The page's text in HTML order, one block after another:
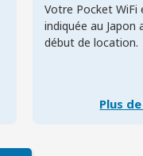
Votre Pocket WiFi
indiquée au Japon
début de location.
Plus